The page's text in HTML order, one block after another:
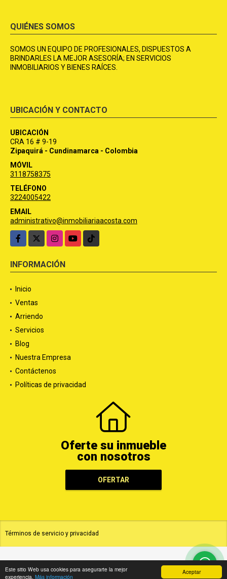
Aceptar
Este sitio Web usa cookies para asegurarte la mejor
experiencia. Más información
QUIÉNES SOMOS
SOMOS UN EQUIPO DE PROFESIONALES, DISPUESTOS A
BRINDARLES LA MEJOR ASESORÍA; EN SERVICIOS
INMOBILIARIOS Y BIENES RAÍCES.
UBICACIÓN Y CONTACTO
UBICACIÓN
CRA 16 # 9-19
Zipaquirá - Cundinamarca - Colombia
MÓVIL
3118758375
TELÉFONO
3224005422
EMAIL
administrativo@inmobiliariaacosta.com
Facebook
InstagramYouTubeTikTok
INFORMACIÓN
Inicio
Ventas
Arriendo
Servicios
Blog
Nuestra Empresa
Contáctenos
Políticas de privacidad
Oferte su inmueble
con nosotros
OFERTAR
Términos de servicio y privacidad